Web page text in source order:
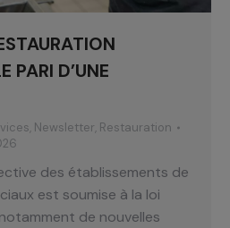
PARI D’UNE
, Newsletter, Restauration
des établissements de
est soumise à la loi
de nouvelles